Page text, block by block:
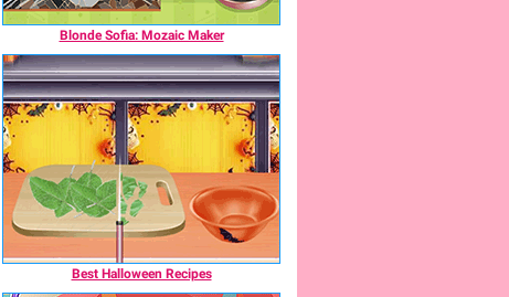
Blonde Sofia: Mozaic Maker
Best Halloween Recipes